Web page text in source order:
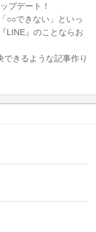
プデート！
○○できない」といっ
LINE』のことならお
きるような記事作り